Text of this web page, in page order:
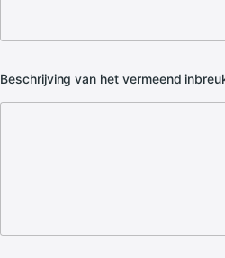
Beschrijving van het vermeend